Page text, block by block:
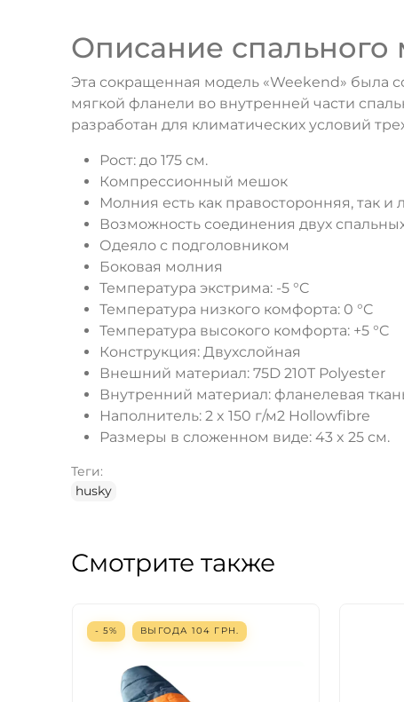
Описание спального
Эта сокращенная модель «Weekend» была
мягкой фланели во внутренней части
разработан для климатических условий
Рост: до 175 см.
Компрессионный мешок
Молния есть как правосторонняя, так и
Возможность соединения двух
Одеяло с подголовником
Боковая молния
Температура экстрима: -5 °C
Температура низкого комфорта: 0 °C
Температура высокого комфорта: +5 °C
Конструкция: Двухслойная
Внешний материал: 75D 210T Polyester
Внутренний материал: фланелевая
Наполнитель: 2 x 150 г/м2 Hollowfibre
Размеры в сложенном виде: 43 x 25 см.
Теги:
husky
Смотрите также
- 5% ВЫГОДА 104 ГРН.